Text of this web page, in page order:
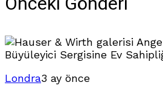
Londra3 ay önce